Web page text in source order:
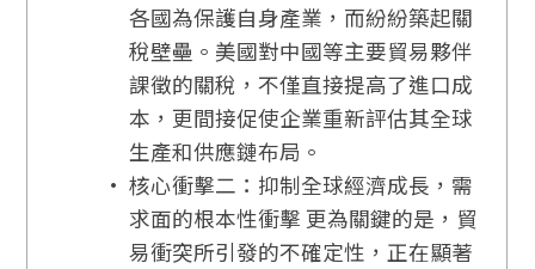
各國為保護自身產業，而紛紛築起關
稅壁壘。美國對中國等主要貿易夥伴
課徵的關稅，不僅直接提高了進口成
本，更間接促使企業重新評估其全球
生產和供應鏈布局。
核心衝擊二：抑制全球經濟成長，需
求面的根本性衝擊 更為關鍵的是，貿
易衝突所引發的不確定性，正在顯著